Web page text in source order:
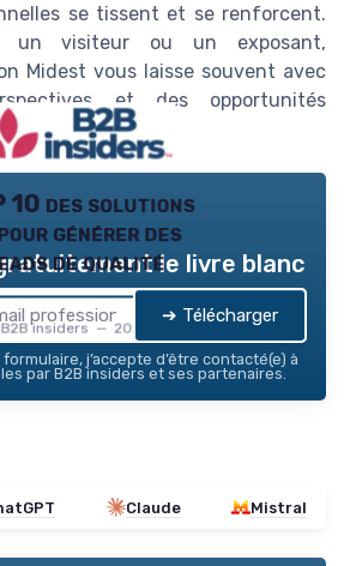
se tissent et se renforcent.
un visiteur ou un exposant,
Midest vous laisse souvent avec
et des opportunités
10 des solutions
générer des
de qualité
B2B insiders — 2026
le livre blanc
➔ Télécharger
j’accepte d’être contacté(e) à
par B2B insiders et ses partenaires.
Claude Mistral